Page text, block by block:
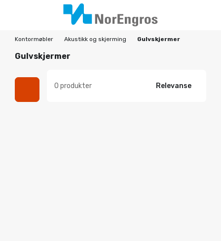
Kontormøbler Akustikk og skjerming Gulvskjermer
Gulvskjermer
0 produkter Relevanse